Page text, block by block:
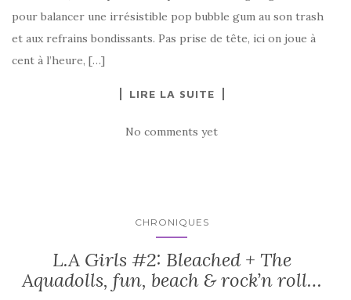
pour balancer une irrésistible pop bubble gum au son trash
et aux refrains bondissants. Pas prise de tête, ici on joue à
cent à l’heure, […]
LIRE LA SUITE
No comments yet
CHRONIQUES
L.A Girls #2: Bleached + The
Aquadolls, fun, beach & rock’n roll…